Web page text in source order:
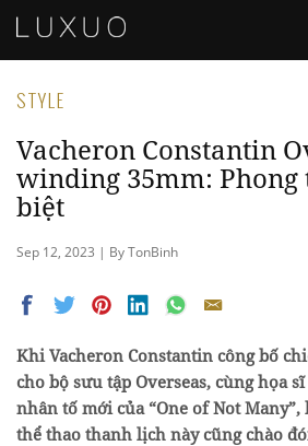
STYLE
Vacheron Constantin
winding 35mm:
biệt
Sep 12, 2023 | By TonBinh
Khi Vacheron Constantin công bố
cho bộ sưu tập Overseas, cùng họa
nhân tố mới của “One of Not
thể thao thanh lịch này cũng chào